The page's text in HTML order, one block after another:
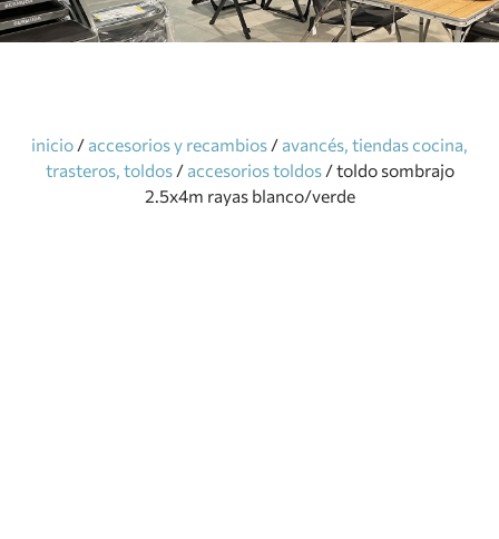
inicio / accesorios y recambios / avancés, tiendas cocina,
trasteros, toldos/ accesorios toldos/ toldo sombrajo
2.5x4m rayas blanco/verde